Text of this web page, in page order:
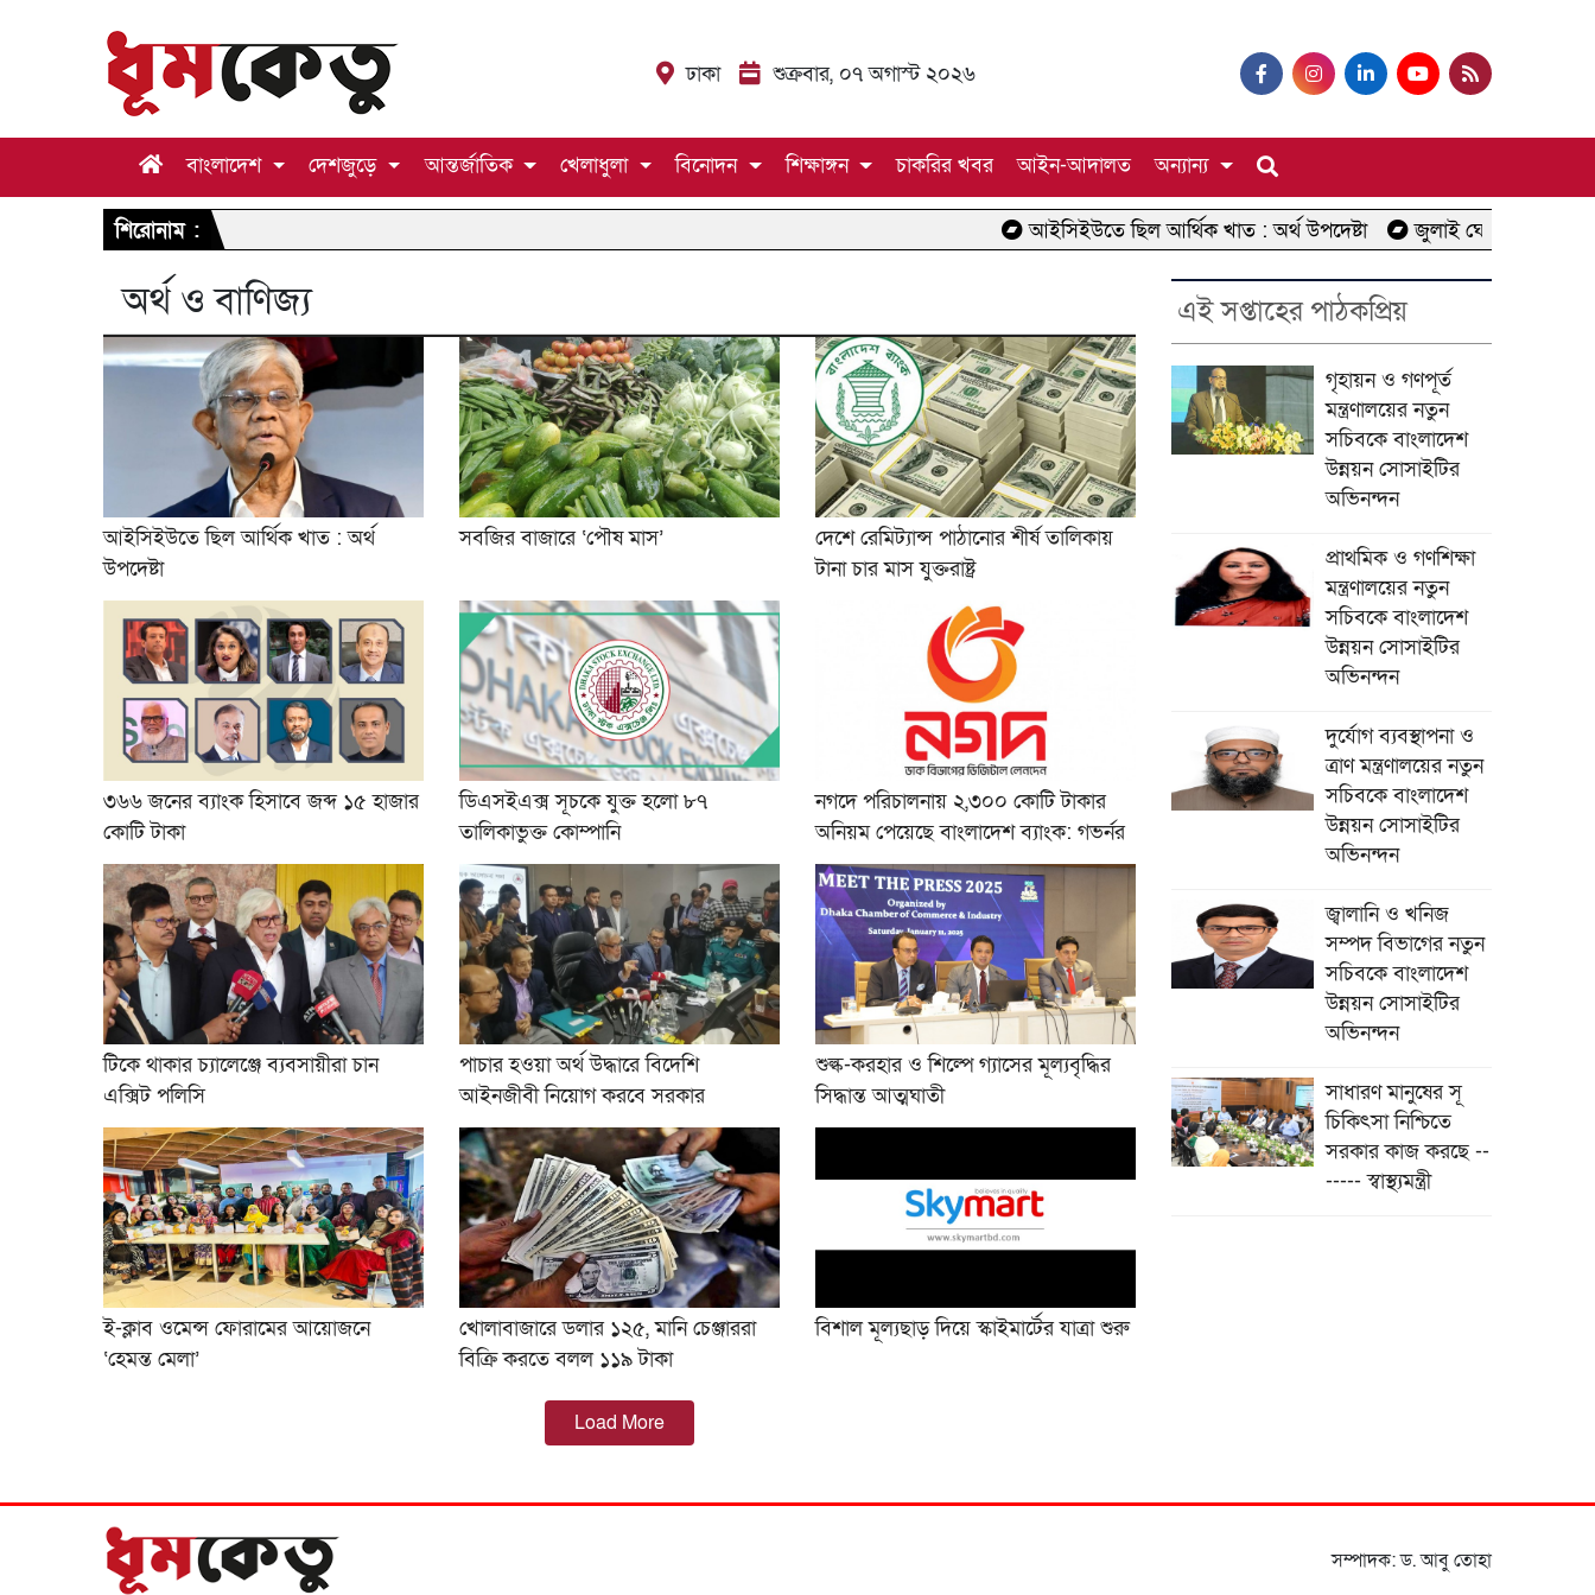
ঢাকা শুক্রবার, ০৭ অগাস্ট ২০২৬
বাংলাদেশ দেশজুড়ে আন্তর্জাতিক খেলাধুলা বিনোদন শিক্ষাঙ্গন চাকরির খবর আইন-আদালত অন্যান্য
শিরোনাম : আইসিইউতে ছিল আর্থিক খাত : অর্থ উপদেষ্টা জুলাই ঘোষণাপত্র পাঠের
অর্থ ও বাণিজ্য
আইসিইউতে ছিল আর্থিক খাত : অর্থ
উপদেষ্টা
সবজির বাজারে ‘পৌষ মাস’
দেশে রেমিট্যান্স পাঠানোর শীর্ষ তালিকায়
টানা চার মাস যুক্তরাষ্ট্র
৩৬৬ জনের ব্যাংক হিসাবে জব্দ ১৫ হাজার
কোটি টাকা
ডিএসইএক্স সূচকে যুক্ত হলো ৮৭
তালিকাভুক্ত কোম্পানি
নগদে পরিচালনায় ২,৩০০ কোটি টাকার
অনিয়ম পেয়েছে বাংলাদেশ ব্যাংক: গভর্নর
টিকে থাকার চ্যালেঞ্জে ব্যবসায়ীরা চান
এক্সিট পলিসি
পাচার হওয়া অর্থ উদ্ধারে বিদেশি
আইনজীবী নিয়োগ করবে সরকার
শুল্ক-করহার ও শিল্পে গ্যাসের মূল্যবৃদ্ধির
সিদ্ধান্ত আত্মঘাতী
ই-ক্লাব ওমেন্স ফোরামের আয়োজনে
‘হেমন্ত মেলা’
খোলাবাজারে ডলার ১২৫, মানি চেঞ্জাররা
বি‌ক্রি করতে বল‌ল ১১৯ টাকা
বিশাল মূল্যছাড় দিয়ে স্কাইমার্টের যাত্রা শুরু
Load More
এই সপ্তাহের পাঠকপ্রিয়
গৃহায়ন ও গণপূর্ত
মন্ত্রণালয়ের নতুন
সচিবকে বাংলাদেশ
উন্নয়ন সোসাইটির
অভিনন্দন
প্রাথমিক ও গণশিক্ষা
মন্ত্রণালয়ের নতুন
সচিবকে বাংলাদেশ
উন্নয়ন সোসাইটির
অভিনন্দন
দুর্যোগ ব্যবস্থাপনা ও
ত্রাণ মন্ত্রণালয়ের নতুন
সচিবকে বাংলাদেশ
উন্নয়ন সোসাইটির
অভিনন্দন
জ্বালানি ও খনিজ
সম্পদ বিভাগের নতুন
সচিবকে বাংলাদেশ
উন্নয়ন সোসাইটির
অভিনন্দন
সাধারণ মানুষের সূ
চিকিৎসা নিশ্চিতে
সরকার কাজ করছে --
----- স্বাস্থ্যমন্ত্রী
সম্পাদক: ড. আবু তোহা